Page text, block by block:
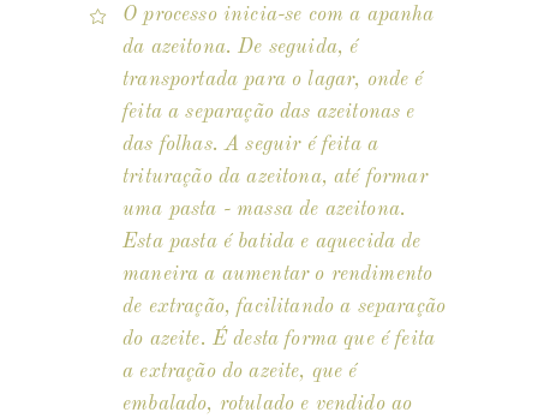
O processo inicia-se com a apanha
da azeitona. De seguida, é
transportada para o lagar, onde é
feita a separação das azeitonas e
das folhas. A seguir é feita a
trituração da azeitona, até formar
uma pasta - massa de azeitona.
Esta pasta é batida e aquecida de
maneira a aumentar o rendimento
de extração, facilitando a separação
do azeite. É desta forma que é feita
a extração do azeite, que é
embalado, rotulado e vendido ao